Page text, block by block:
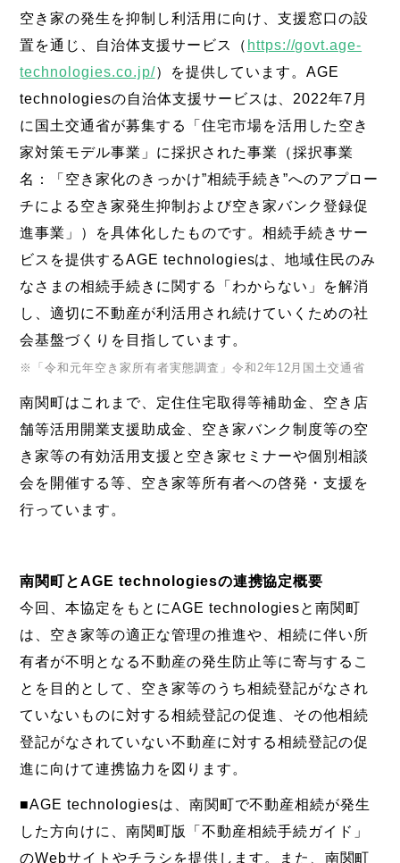
空き家の発生を抑制し利活用に向け、支援窓口の設
置を通じ、自治体支援サービス（ https://govt.age-
technologies.co.jp/）を提供しています。AGE
technologiesの自治体支援サービスは、2022年7月
に国土交通省が募集する「住宅市場を活用した空き
家対策モデル事業」に採択された事業（採択事業
名：「空き家化のきっかけ”相続手続き”へのアプロー
チによる空き家発生抑制および空き家バンク登録促
進事業」）を具体化したものです。相続手続きサー
ビスを提供するAGE technologiesは、地域住民のみ
なさまの相続手続きに関する「わからない」を解消
し、適切に不動産が利活用され続けていくための社
会基盤づくりを目指しています。
※「令和元年空き家所有者実態調査」令和2年12月国土交通省
南関町はこれまで、定住住宅取得等補助金、空き店
舗等活用開業支援助成金、空き家バンク制度等の空
き家等の有効活用支援と空き家セミナーや個別相談
会を開催する等、空き家等所有者への啓発・支援を
行っています。
南関町とAGE technologiesの連携協定概要
今回、本協定をもとにAGE technologiesと南関町
は、空き家等の適正な管理の推進や、相続に伴い所
有者が不明となる不動産の発生防止等に寄与するこ
とを目的として、空き家等のうち相続登記がなされ
ていないものに対する相続登記の促進、その他相続
登記がなされていない不動産に対する相続登記の促
進に向けて連携協力を図ります。
■AGE technologiesは、南関町で不動産相続が発生
した方向けに、南関町版「不動産相続手続ガイド」
のWebサイトやチラシを提供します。また、南関町